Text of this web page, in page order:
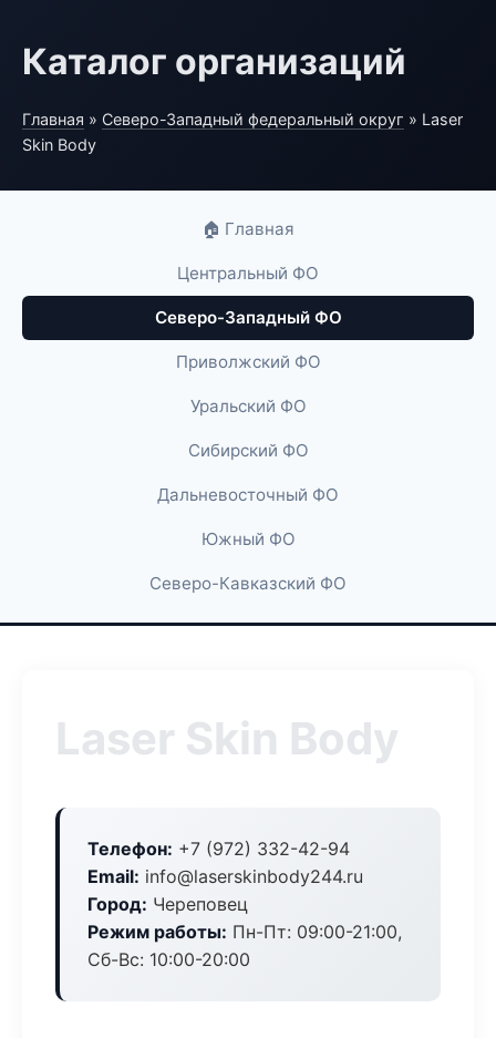
Каталог организаций
Главная » Северо-Западный федеральный округ » Laser
Skin Body
🏠 Главная
Центральный ФО
Северо-Западный ФО
Приволжский ФО
Уральский ФО
Сибирский ФО
Дальневосточный ФО
Южный ФО
Северо-Кавказский ФО
Laser Skin Body
Телефон: +7 (972) 332-42-94
Email: info@laserskinbody244.ru
Город: Череповец
Режим работы: Пн-Пт: 09:00-21:00,
Сб-Вс: 10:00-20:00